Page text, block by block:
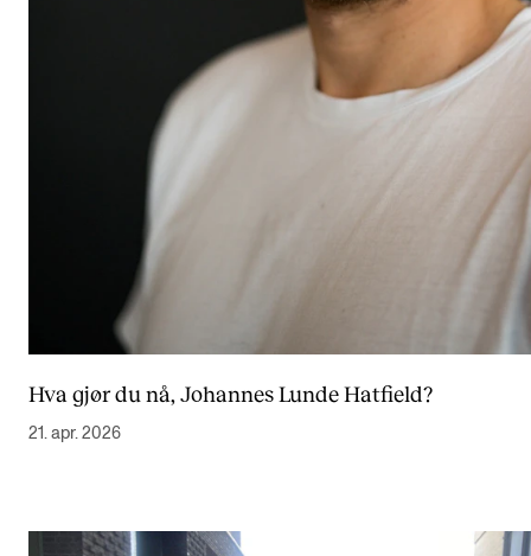
Hva gjør du nå, Johannes Lunde Hatfield?
21. apr. 2026